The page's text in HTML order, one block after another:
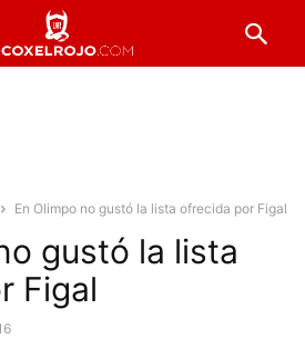
En Olimpo no gustó la lista ofrecida por Figal
gustó la lista
Figal